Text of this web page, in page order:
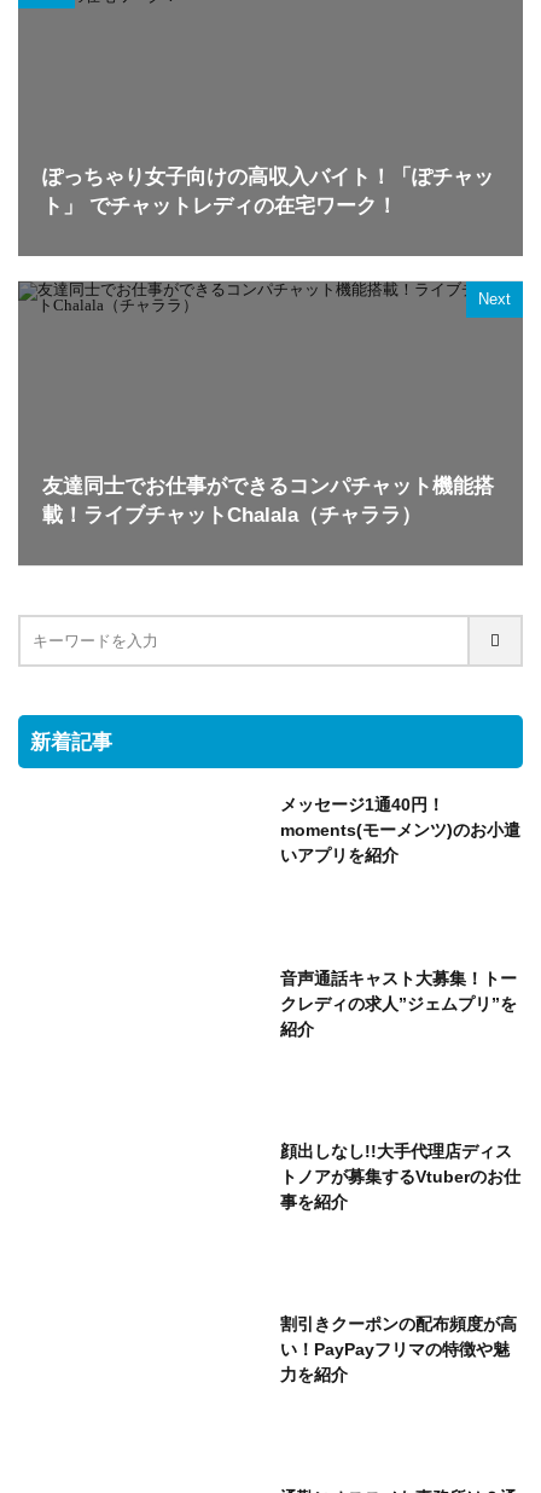
ぽっちゃり女子向けの高収入バイト！「ぽチャッ
ト」 でチャットレディの在宅ワーク！
Next
友達同士でお仕事ができるコンパチャット機能搭
載！ライブチャットChalala（チャララ）
新着記事
メッセージ1通40円！
moments(モーメンツ)のお小遣
いアプリを紹介
音声通話キャスト大募集！トー
クレディの求人”ジェムプリ”を
紹介
顔出しなし!!大手代理店ディス
トノアが募集するVtuberのお仕
事を紹介
割引きクーポンの配布頻度が高
い！PayPayフリマの特徴や魅
力を紹介